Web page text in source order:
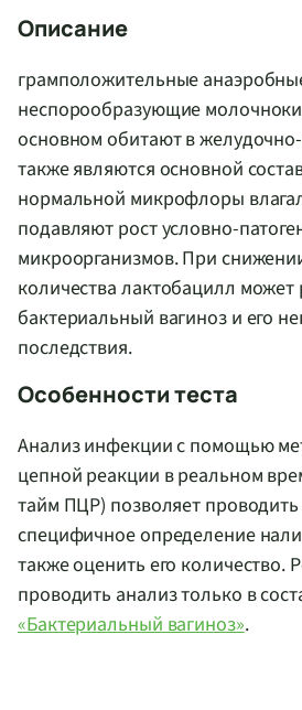
Описание
грамположительные
неспорообразующие
основном обитают в
также являются основной
нормальной микрофлоры
подавляют рост условно-
микроорганизмов. При
количества лактобацилл может
бактериальный вагиноз и его
последствия.
Особенности теста
Анализ инфекции с помощью
цепной реакции в реальном
тайм ПЦР) позволяет проводить
специфичное определение
также оценить его количество.
проводить анализ только в
«Бактериальный вагиноз».